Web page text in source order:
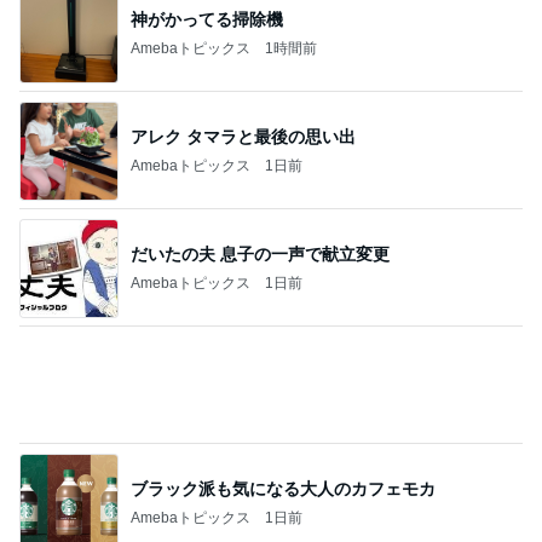
嬉しい戦力になってきた2人の手伝い
父が不在で小二男児が入れたお弁当
Amebaトピックス 2日前